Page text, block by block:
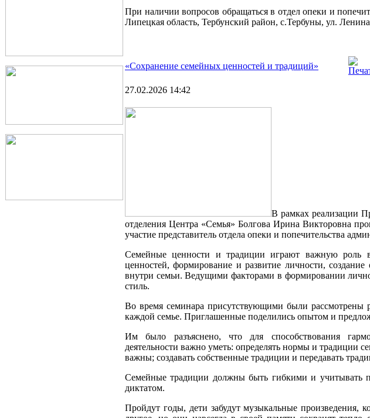
При наличии вопросов обращаться в отдел опеки и
Липецкая область, Тербунский район, с.Тербуны, ул.
«Сохранение семейных ценностей и традиций»
27.02.2026 14:42
В рамках реализации
отделения Центра «Семья» Болгова Ирина Викторовна
участие представитель отдела опеки и попечительства
Семейные ценности и традиции играют важную роль
ценностей, формирование и развитие личности,
внутри семьи. Ведущими факторами в формировании
стиль.
Во время семинара присутствующими были
каждой семье. Приглашенные поделились опытом и
Им было разъяснено, что для способствования
деятельности важно уметь: определять нормы и традиции
важны; создавать собственные традиции и передавать
Семейные традиции должны быть гибкими и учитывать
диктатом.
Пройдут годы, дети забудут музыкальные произведения,